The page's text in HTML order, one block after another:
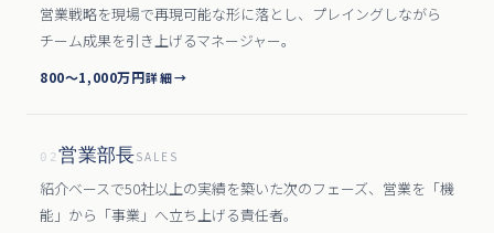
営業戦略を現場で再現可能な形に落とし、プレイングしながら
チーム成果を引き上げるマネージャー。
800〜1,000万円詳細→
02営業部長SALES
紹介ベースで50社以上の実績を築いた次のフェーズ、営業を「機
能」から「事業」へ立ち上げる責任者。